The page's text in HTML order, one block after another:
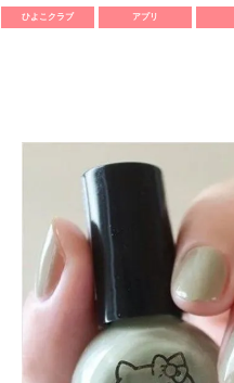
ひよこクラブ アプリ